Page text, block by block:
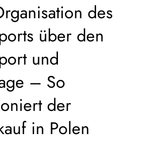
des
über den
und
– So
der
in Polen